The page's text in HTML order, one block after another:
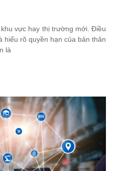
vực hay thị trường mới. Điều
hiểu rõ quyền hạn của bản thân
là